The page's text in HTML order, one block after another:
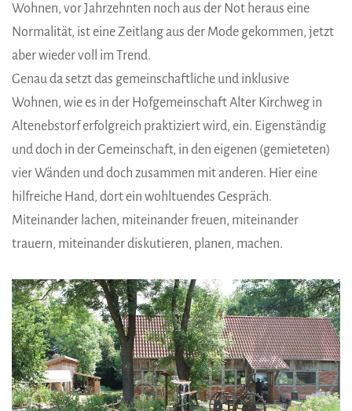
Wohnen, vor Jahrzehnten noch aus der Not heraus eine
Normalität, ist eine Zeitlang aus der Mode gekommen, jetzt
aber wieder voll im Trend.
Genau da setzt das gemeinschaftliche und inklusive
Wohnen, wie es in der Hofgemeinschaft Alter Kirchweg in
Altenebstorf erfolgreich praktiziert wird, ein. Eigenständig
und doch in der Gemeinschaft, in den eigenen (gemieteten)
vier Wänden und doch zusammen mit anderen. Hier eine
hilfreiche Hand, dort ein wohltuendes Gespräch.
Miteinander lachen, miteinander freuen, miteinander
trauern, miteinander diskutieren, planen, machen.